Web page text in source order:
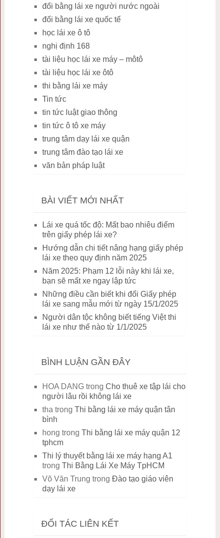
đổi bằng lái xe người nước ngoài
đổi bằng lái xe quốc tế
học lái xe ô tô
nghị định 168
tài liệu học lái xe máy – môtô
tài liệu học lái xe ôtô
thi bằng lái xe máy
Tin tức
tin tức luật giao thông
tin tức ô tô xe máy
trung tâm dạy lái xe quận
trung tâm đào tạo lái xe
văn bản pháp luật
BÀI VIẾT MỚI NHẤT
Lái xe quá tốc độ: Mất bao nhiêu điểm
trên giấy phép lái xe?
Hướng dẫn chi tiết nâng hạng giấy phép
lái xe theo quy định năm 2025
Năm 2025: Phạm 12 lỗi này khi lái xe,
bạn sẽ mất xe ngay lập tức
Những điều cần biết khi đổi Giấy phép
lái xe sang mẫu mới từ ngày 15/1/2025
Người dân tộc không biết tiếng Việt thi
lái xe như thế nào từ 1/1/2025
BÌNH LUẬN GẦN ĐÂY
HOA DANGtrong Cho thuê xe tập lái cho
người lâu rồi không lái xe
tha trong Thi bằng lái xe máy quận tân
bình
hong trong Thi bằng lái xe máy quận 12
tphcm
Thi lý thuyết bằng lái xe máy hạng A1
trong Thi Bằng Lái Xe Máy TpHCM
Võ Văn Trung trong Đào tạo giáo viên
dạy lái xe
ĐỐI TÁC LIÊN KẾT